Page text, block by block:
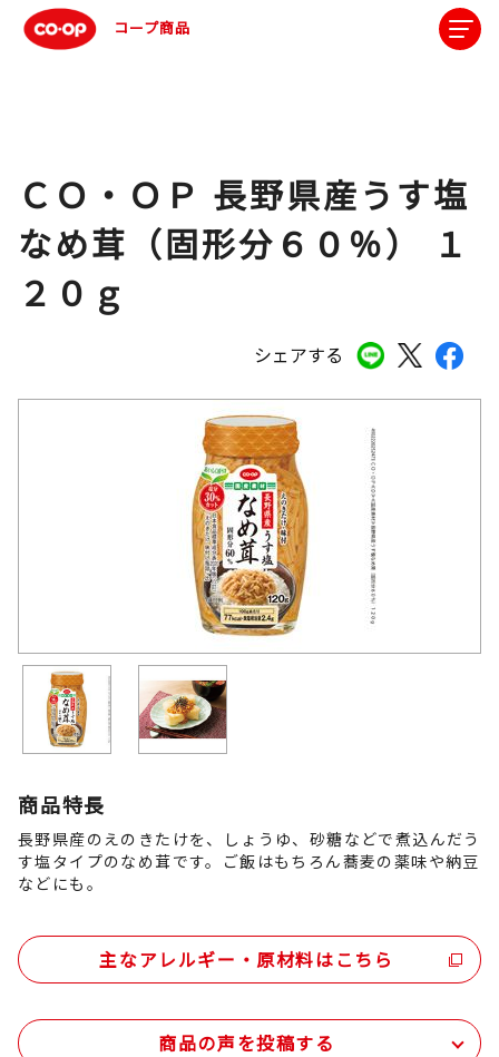
コープ商品
シェアする
ＣＯ・ＯＰ 長野県産うす塩
なめ茸（固形分６０％） １
２０ｇ
商品特長
長野県産のえのきたけを、しょうゆ、砂糖などで煮込んだう
す塩タイプのなめ茸です。ご飯はもちろん蕎麦の薬味や納豆
などにも。
主なアレルギー・原材料はこちら
商品の声を投稿する